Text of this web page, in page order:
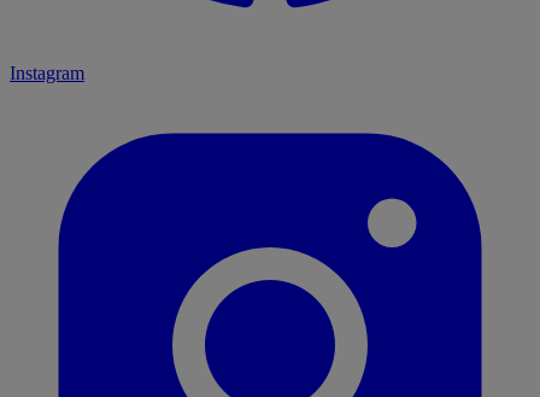
Instagram